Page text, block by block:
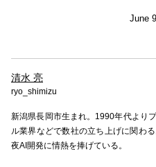
June
清水 亮
ryo_shimizu
新潟県長岡市生まれ。1990年代より
ル業界などで数社の立ち上げに関わ
夜AI開発に情熱を捧げている。